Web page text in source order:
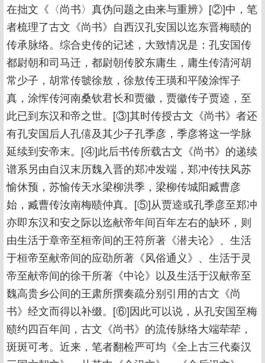
在拙文《〈尚书〉真伪问题之由来与重辨》[②]中，笔
者梳理了古文《尚书》自西汉孔安国以迄东晋梅赜的
传承脉络。综合史传的记述，大致情况是：孔安国传
都尉朝和司马迁，都尉朝传胶东庸生，庸生传清河胡
常少子，胡常传虢徐敖，徐敖传王璜和平陵涂恽子
真，涂恽传河南桑钦君长和贾徽，贾徽传子贾逵，至
此已到东汉和帝之世。[③]其时传授古文《尚书》者还
有孔安国后人孔僖及其少子孔季彦，季彦将这一学脉
延续到安帝末。[④]此后书传所载古文《尚书》的递续
谱系另由自汉末历魏入晋的郑冲发端，郑冲传扶风苏
愉休预，苏愉传天水梁柳洪季，梁柳传城阳臧曹彦
始，臧曹传汝南梅赜仲真。[⑤]从贾逵或孔季彦至郑冲
亦即东汉和安之际以迄献帝年间百年左右的缺环，则
由生活于章帝至桓帝间的王符所著《潜夫论》、生活
于桓帝至献帝间的应劭所著《风俗通义》、生活于灵
帝至献帝间的徐干所著《中论》以及生活于汉献帝至
魏高贵乡公间的王肃所撰奏疏分别引用的古文《尚
书》经文而得以补缀。[⑥]因此可以说，从孔安国至梅
赜约四百年间，古文《尚书》的流传脉络大端荦荦，
斑斑可考。近来，笔者翻检严可均《全上古三代秦汉